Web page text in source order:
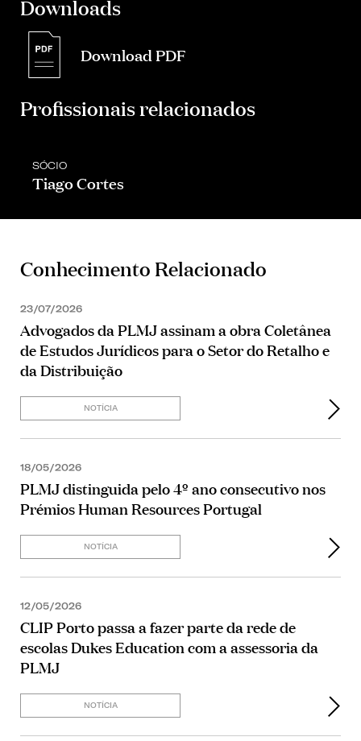
Downloads
Download PDF
Profissionais relacionados
SÓCIO
Tiago Cortes
Conhecimento Relacionado
23/07/2026
Advogados da PLMJ assinam a obra Coletânea
de Estudos Jurídicos para o Setor do Retalho e
da Distribuição
NOTÍCIA
18/05/2026
PLMJ distinguida pelo 4º ano consecutivo nos
Prémios Human Resources Portugal
NOTÍCIA
12/05/2026
CLIP Porto passa a fazer parte da rede de
escolas Dukes Education com a assessoria da
PLMJ
NOTÍCIA